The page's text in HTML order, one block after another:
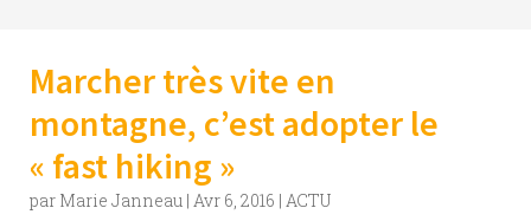
Marcher très vite en
montagne, c’est adopter le
« fast hiking »
par Marie Janneau | Avr 6, 2016 | ACTU